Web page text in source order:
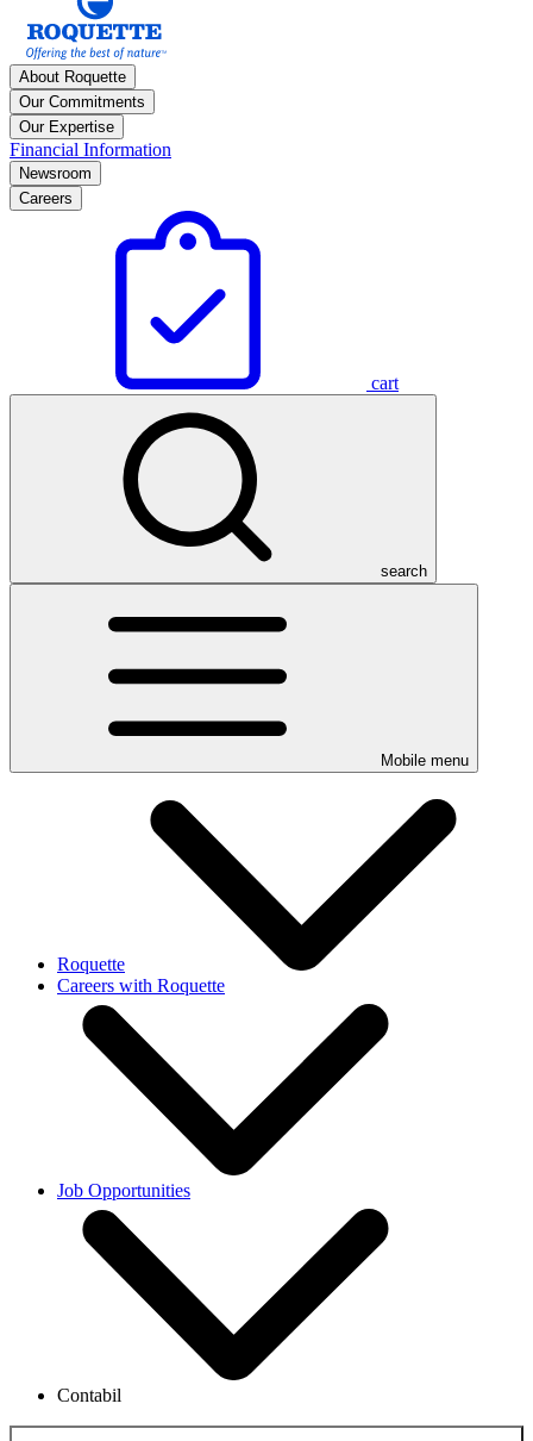
About Roquette
Our Commitments
Our Expertise
Financial Information
Newsroom
Careers
cart
search
Mobile menu
Roquette
Careers with Roquette
Job Opportunities
Contabil